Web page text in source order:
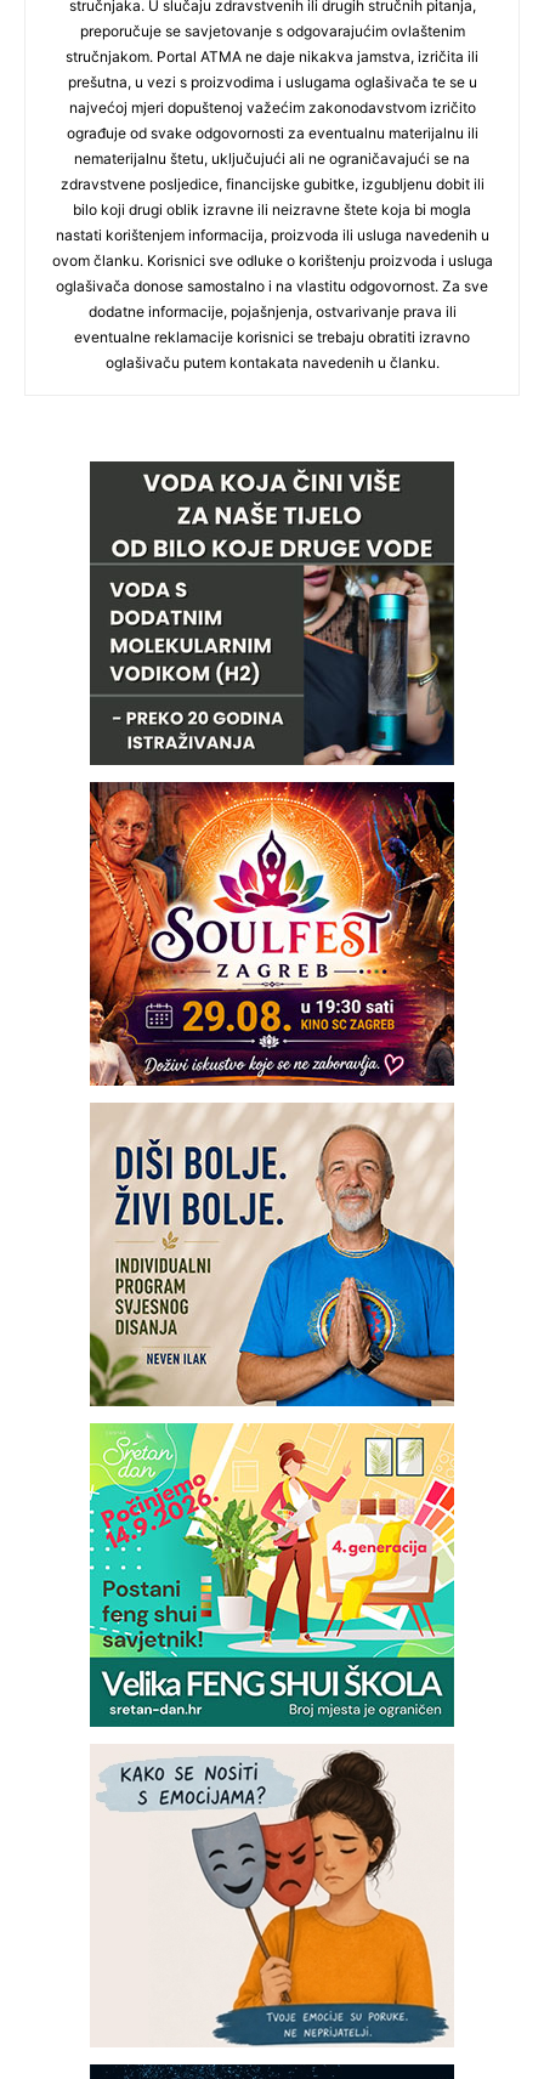
stručnjaka. U slučaju zdravstvenih ili drugih stručnih pitanja,
preporučuje se savjetovanje s odgovarajućim ovlaštenim
stručnjakom. Portal ATMA ne daje nikakva jamstva, izričita ili
prešutna, u vezi s proizvodima i uslugama oglašivača te se u
najvećoj mjeri dopuštenoj važećim zakonodavstvom izričito
ograđuje od svake odgovornosti za eventualnu materijalnu ili
nematerijalnu štetu, uključujući ali ne ograničavajući se na
zdravstvene posljedice, financijske gubitke, izgubljenu dobit ili
bilo koji drugi oblik izravne ili neizravne štete koja bi mogla
nastati korištenjem informacija, proizvoda ili usluga navedenih u
ovom članku. Korisnici sve odluke o korištenju proizvoda i usluga
oglašivača donose samostalno i na vlastitu odgovornost. Za sve
dodatne informacije, pojašnjenja, ostvarivanje prava ili
eventualne reklamacije korisnici se trebaju obratiti izravno
oglašivaču putem kontakata navedenih u članku.